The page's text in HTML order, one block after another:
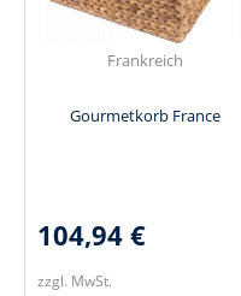
Frankreich
Gourmetkorb France
104,94 €
zzgl. MwSt.